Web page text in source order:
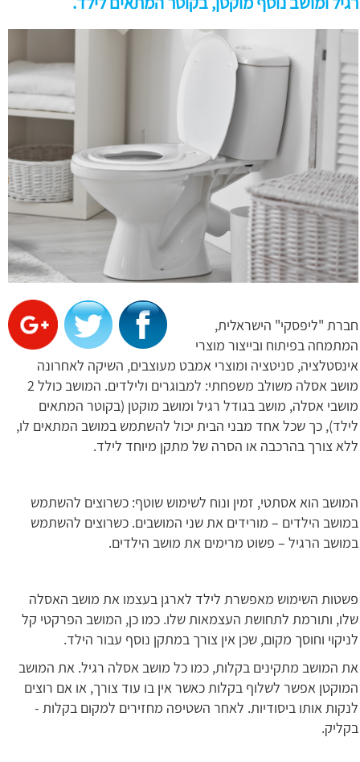
חברת "ליפסקי" הישראלית,
המתמחה בפיתוח ובייצור מוצרי
אינסטלציה, סניטציה ומוצרי אמבט מעוצבים, השיקה לאחרונה
מושב אסלה משולב משפחתי: למבוגרים ולילדים. המושב כולל 2
מושבי אסלה, מושב בגודל רגיל ומושב מוקטן (בקוטר המתאים
לילד), כך שכל אחד מבני הבית יכול להשתמש במושב המתאים לו,
ללא צורך בהרכבה או הסרה של מתקן מיוחד לילד.
המושב הוא אסתטי, זמין ונוח לשימוש שוטף: כשרוצים להשתמש
במושב הילדים – מורידים את שני המושבים. כשרוצים להשתמש
במושב הרגיל – פשוט מרימים את מושב הילדים.
פשטות השימוש מאפשרת לילד לארגן בעצמו את מושב האסלה
שלו, ותורמת לתחושת העצמאות שלו. כמו כן, המושב הפרקטי קל
לניקוי וחוסך מקום, שכן אין צורך במתקן נוסף עבור הילד.
את המושב מתקינים בקלות, כמו כל מושב אסלה רגיל. את המושב
המוקטן אפשר לשלוף בקלות כאשר אין בו עוד צורך, או אם רוצים
לנקות אותו ביסודיות. לאחר השטיפה מחזירים למקום בקלות -
בקליק.